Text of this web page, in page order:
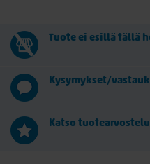
Tuote ei esillä tällä
Kysymykset/
Katso